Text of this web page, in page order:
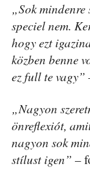
„Sok
speciel nem.
hogy ezt
közben benne
ez full te vagy”
„Nagyon
önreflexiót,
nagyon sok
stílust igen” –